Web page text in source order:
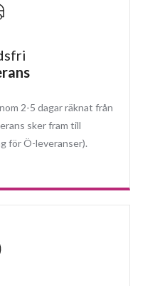
2-5 dagar räknat från
sker fram till
för Ö-leveranser).